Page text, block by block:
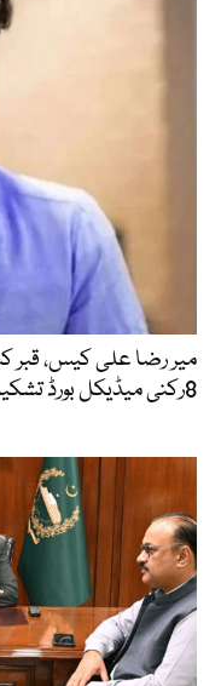
میر رضا علی کیس، قبر
8رکنی میڈیکل بورڈ تشکیل دیدیا گیا